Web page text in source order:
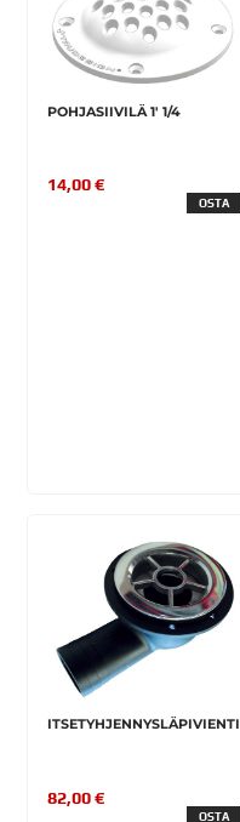
POHJASIIVILÄ 1' 1/4
14,00 €
OSTA
ITSETYHJENNYSLÄPIVIENTI
82,00 €
OSTA